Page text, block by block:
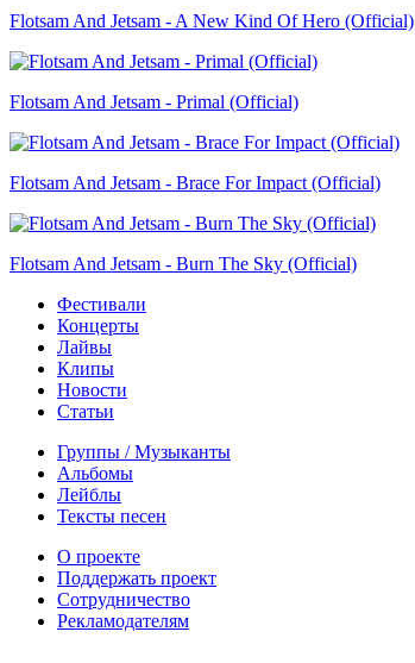
Flotsam And Jetsam - A New Kind Of Hero (Official)
Flotsam And Jetsam - Primal (Official)
Flotsam And Jetsam - Brace For Impact (Official)
Flotsam And Jetsam - Burn The Sky (Official)
Фестивали
Концерты
Лайвы
Клипы
Новости
Статьи
Группы / Музыканты
Альбомы
Лейблы
Тексты песен
О проекте
Поддержать проект
Сотрудничество
Рекламодателям